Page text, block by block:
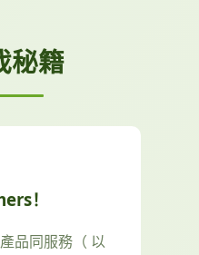
秘籍
！
品同服務（ 以